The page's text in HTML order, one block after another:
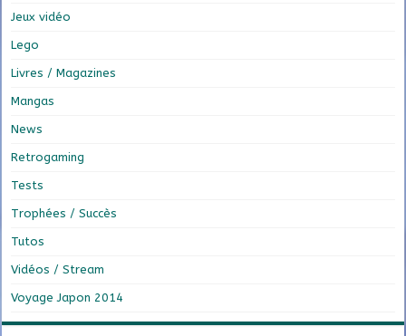
Jeux vidéo
Lego
Livres / Magazines
Mangas
News
Retrogaming
Tests
Trophées / Succès
Tutos
Vidéos / Stream
Voyage Japon 2014